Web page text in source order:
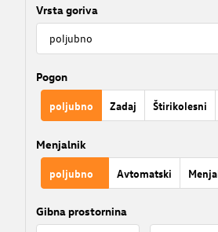
Vrsta goriva
Pogon
poljubno Zadaj Štirikolesni
Menjalnik
poljubno Avtomatski
Gibna prostornina